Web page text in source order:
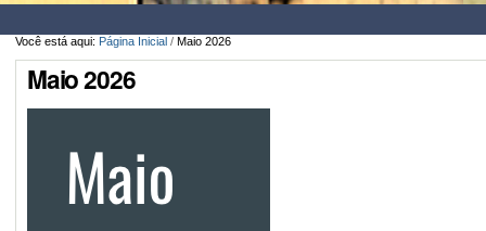
Você está aqui: Página Inicial / Maio 2026
Maio 2026